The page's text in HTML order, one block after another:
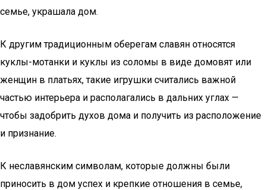
семье, украшала дом.
К другим традиционным оберегам славян относятся
куклы-мотанки и куклы из соломы в виде домовят или
женщин в платьях, такие игрушки считались важной
частью интерьера и располагались в дальних углах —
чтобы задобрить духов дома и получить из расположение
и признание.
К неславянским символам, которые должны были
приносить в дом успех и крепкие отношения в семье,